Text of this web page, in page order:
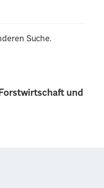
und
Suche.